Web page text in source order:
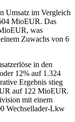
Umsatz im Vergleich
MioEUR. Das
was
Zuwachs von 6
in den
12% auf 1.324
Ergebnis stieg
auf 122 MioEUR.
mit einem
Wechsellader-Lkw